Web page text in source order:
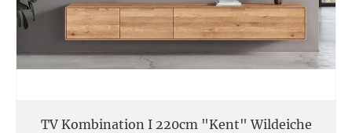
TV Kombination I 220cm "Kent" Wildeiche